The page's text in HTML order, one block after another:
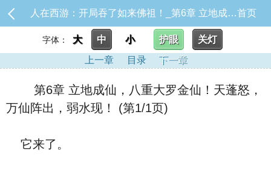
人在西游：开局吞了如来佛祖！_第6章 立地成仙，八重大罗金仙！天蓬怒，万仙阵出，弱水现！首页
字体： 大 中 小 护眼
关灯
上一章
目录 下一章
第6章 立地成仙，八重大罗金仙！天蓬怒，
万仙阵出，弱水现！ (第1/1页)
它来了。